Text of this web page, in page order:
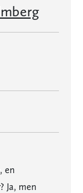
en
Ja, men